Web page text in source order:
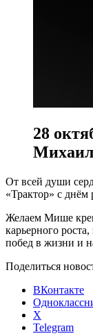
28
От всей души
«Трактор» с днём
Желаем Мише
карьерного
побед в жизни и
Поделиться
ВКонтакте
X
Telegram